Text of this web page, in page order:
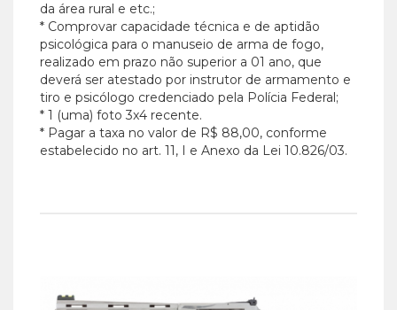
da área rural e etc.;
* Comprovar capacidade técnica e de aptidão
psicológica para o manuseio de arma de fogo,
realizado em prazo não superior a 01 ano, que
deverá ser atestado por instrutor de armamento e
tiro e psicólogo credenciado pela Polícia Federal;
* 1 (uma) foto 3x4 recente.
* Pagar a taxa no valor de R$ 88,00, conforme
estabelecido no art. 11, I e Anexo da Lei 10.826/03.